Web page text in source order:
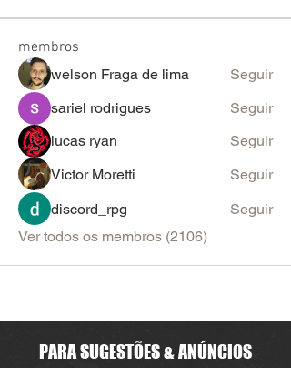
membros
welson Fraga de lima
Seguir
sariel rodrigues
Seguir
lucas ryan
Seguir
Victor Moretti
Seguir
discord_rpg
Seguir
Ver todos os membros (2106)
PARA SUGESTÕES & ANÚNCIOS